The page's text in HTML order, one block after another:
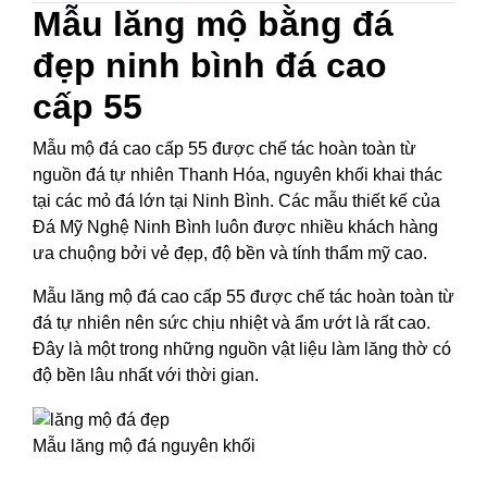
Mẫu lăng mộ bằng đá
đẹp ninh bình đá cao
cấp 55
Mẫu mộ đá cao cấp 55 được chế tác hoàn toàn từ
nguồn đá tự nhiên Thanh Hóa, nguyên khối khai thác
tại các mỏ đá lớn tại Ninh Bình. Các mẫu thiết kế của
Đá Mỹ Nghệ Ninh Bình luôn được nhiều khách hàng
ưa chuộng bởi vẻ đẹp, độ bền và tính thẩm mỹ cao.
Mẫu lăng mộ đá cao cấp 55 được chế tác hoàn toàn từ
đá tự nhiên nên sức chịu nhiệt và ẩm ướt là rất cao.
Đây là một trong những nguồn vật liệu làm lăng thờ có
độ bền lâu nhất với thời gian.
Mẫu lăng mộ đá nguyên khối